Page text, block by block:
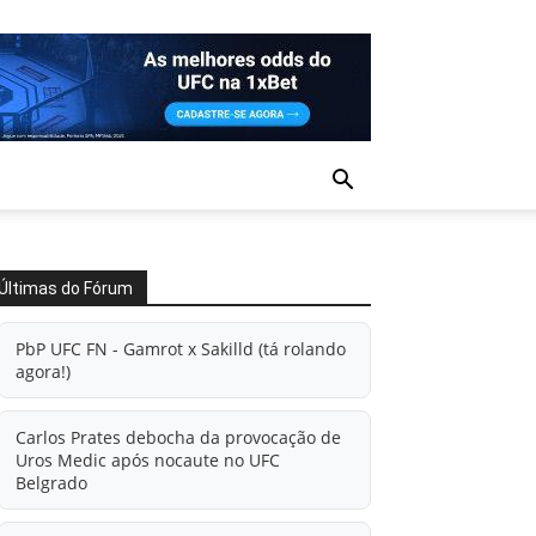
do Fórum
PbP UFC FN - Gamrot x Sakilld (tá rolando
agora!)
Carlos Prates debocha da provocação de
Uros Medic após nocaute no UFC
Belgrado